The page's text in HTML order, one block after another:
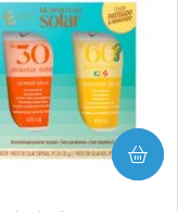
COMPRAR